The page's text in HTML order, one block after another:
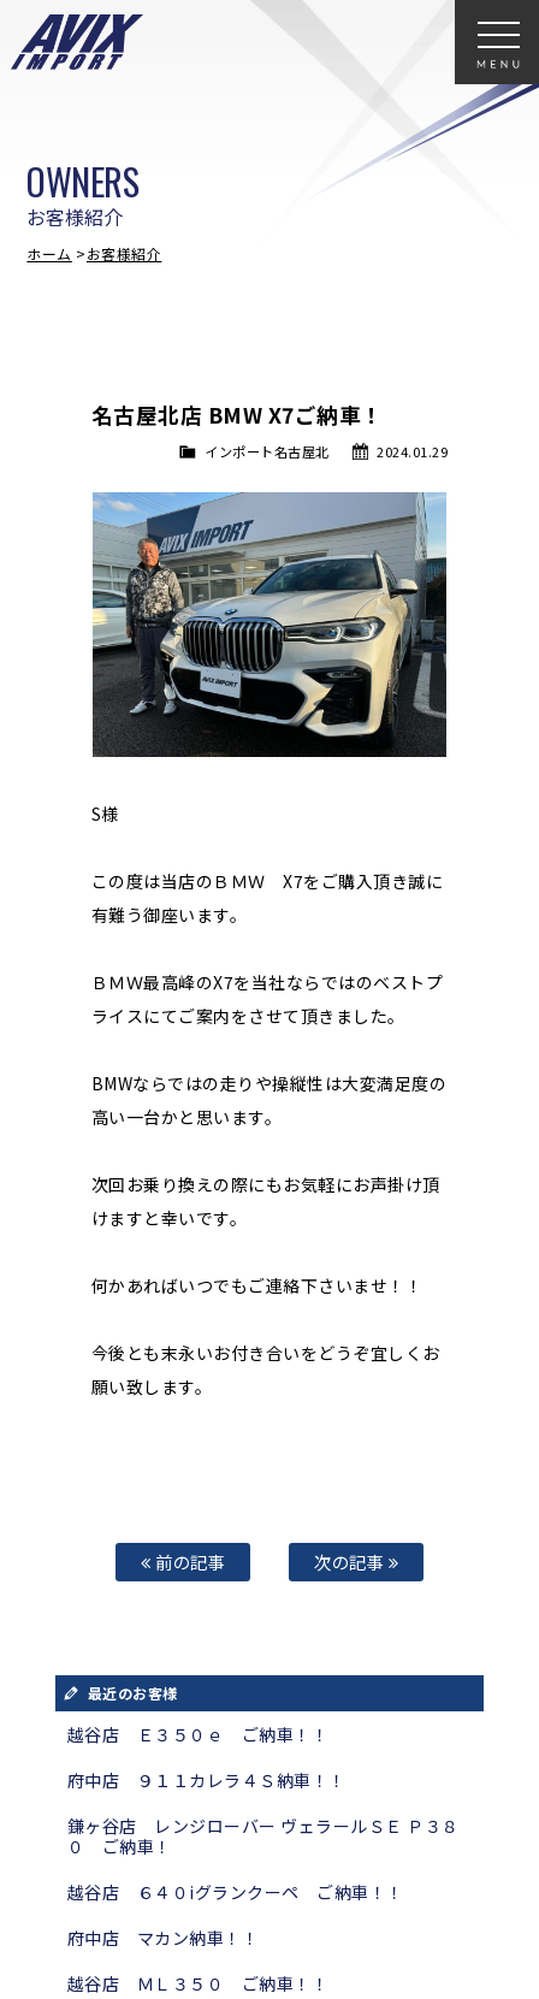
お客様紹介
OWNERS
ホーム お客様紹介
名古屋北店 BMW X7ご納車！
2024.01.29
インポート名古屋北
S様
この度は当店のＢＭＷ X7をご購入頂き誠に
有難う御座います。
ＢＭＷ最高峰のX7を当社ならではのベストプ
ライスにてご案内をさせて頂きました。
BMWならではの走りや操縦性は大変満足度の
高い一台かと思います。
次回お乗り換えの際にもお気軽にお声掛け頂
けますと幸いです。
何かあればいつでもご連絡下さいませ！！
今後とも末永いお付き合いをどうぞ宜しくお
願い致します。
前の記事 次の記事
最近のお客様
越谷店 Ｅ３５０ｅ ご納車！！
府中店 ９１１カレラ４Ｓ納車！！
鎌ヶ谷店 レンジローバー ヴェラールＳＥ Ｐ３８
０ ご納車！
越谷店 ６４０iグランクーペ ご納車！！
府中店 マカン納車！！
越谷店 ＭＬ３５０ ご納車！！